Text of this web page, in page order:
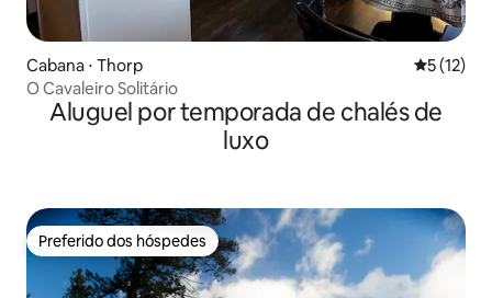
Cabana ⋅ Thorp 5 de uma
5 (12)
O Cavaleiro Solitário
Aluguel por temporada de chalés de
luxo
Preferido dos hóspedes
Preferido dos hóspedes